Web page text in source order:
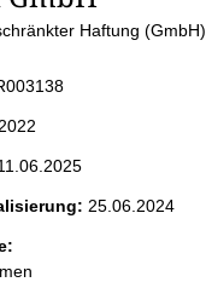
Haftung (GmbH)
25.06.2024